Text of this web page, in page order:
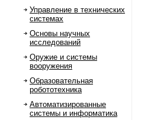
Управление в технических
системах
Основы научных
исследований
Оружие и системы
вооружения
Образовательная
робототехника
Автоматизированные
системы и информатика